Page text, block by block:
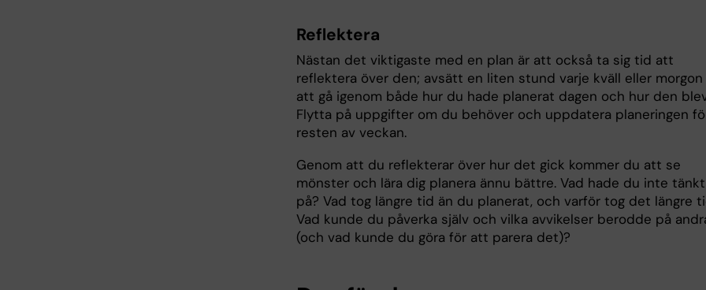
Reflektera
Nästan det viktigaste med en plan är att också ta sig tid att
reflektera över den; avsätt en liten stund varje kväll eller
att gå igenom både hur du hade planerat dagen och hur den
Flytta på uppgifter om du behöver och uppdatera planeringen
resten av veckan.
Genom att du reflekterar över hur det gick kommer du att se
mönster och lära dig planera ännu bättre. Vad hade du inte tänkt
på? Vad tog längre tid än du planerat, och varför tog det längre
Vad kunde du påverka själv och vilka avvikelser berodde på
(och vad kunde du göra för att parera det)?